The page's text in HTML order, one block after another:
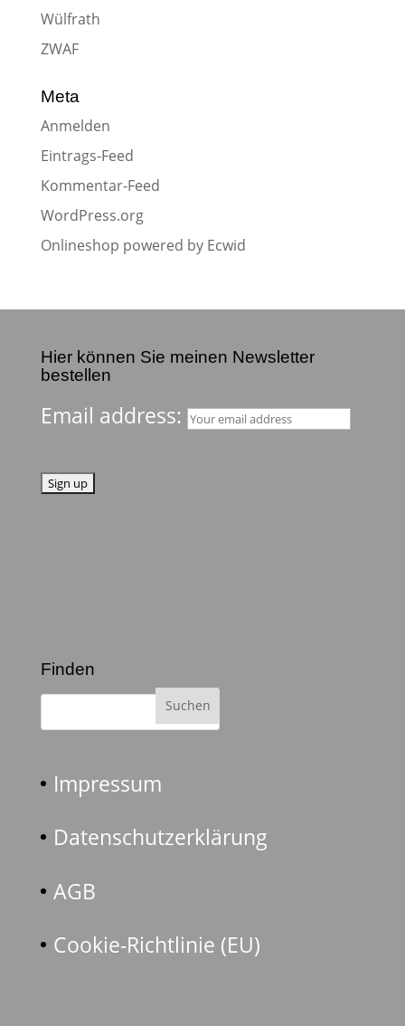
Wülfrath
ZWAF
Meta
Anmelden
Eintrags-Feed
Kommentar-Feed
WordPress.org
Onlineshop powered by Ecwid
Hier können Sie meinen Newsletter
bestellen
Email address:
Finden
Impressum
Datenschutzerklärung
AGB
Cookie-Richtlinie (EU)